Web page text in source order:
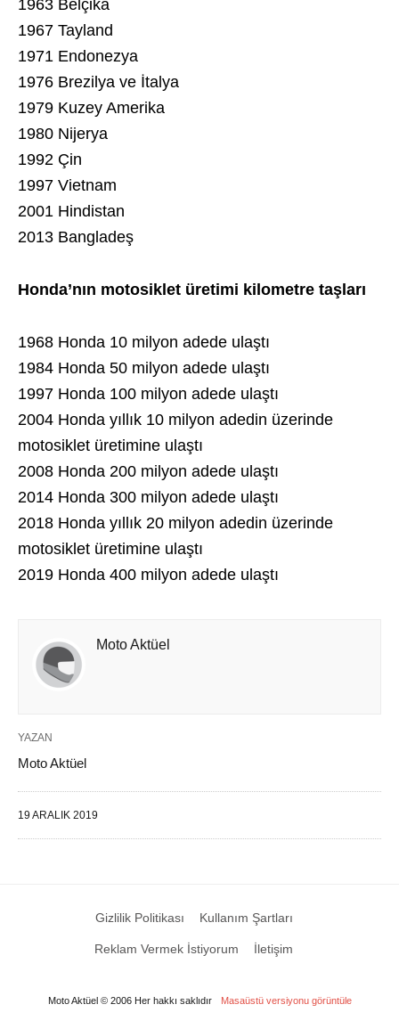
1963 Belçika
1967 Tayland
1971 Endonezya
1976 Brezilya ve İtalya
1979 Kuzey Amerika
1980 Nijerya
1992 Çin
1997 Vietnam
2001 Hindistan
2013 Bangladeş
Honda’nın motosiklet üretimi kilometre taşları
1968 Honda 10 milyon adede ulaştı
1984 Honda 50 milyon adede ulaştı
1997 Honda 100 milyon adede ulaştı
2004 Honda yıllık 10 milyon adedin üzerinde
motosiklet üretimine ulaştı
2008 Honda 200 milyon adede ulaştı
2014 Honda 300 milyon adede ulaştı
2018 Honda yıllık 20 milyon adedin üzerinde
motosiklet üretimine ulaştı
2019 Honda 400 milyon adede ulaştı
Moto Aktüel
YAZAN
Moto Aktüel
19 ARALIK 2019
Gizlilik Politikası Kullanım Şartları
Reklam Vermek İstiyorum İletişim
Moto Aktüel © 2006 Her hakkı saklıdır Masaüstü versiyonu görüntüle